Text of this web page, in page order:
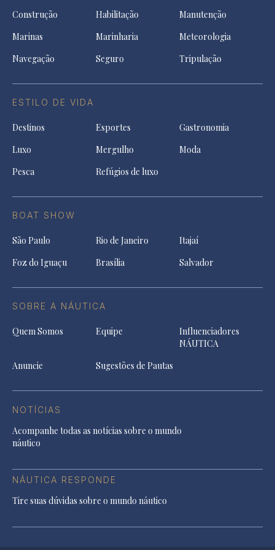
Construção Habilitação
Manutenção
Marinas
Marinharia
Meteorologia
Navegação
Seguro Tripulação
ESTILO DE VIDA
Destinos Esportes
Gastronomia
Luxo
Mergulho
Moda
Pesca
Refúgios de luxo
BOAT SHOW
São Paulo Rio de Janeiro
Itajaí
Foz do Iguaçu
Brasília Salvador
SOBRE A NÁUTICA
Quem Somos Equipe
Influenciadores
NÁUTICA
Anuncie
Sugestões de Pautas
NOTÍCIAS
Acompanhe todas as notícias sobre o mundo
náutico
NÁUTICA RESPONDE
Tire suas dúvidas sobre o mundo náutico